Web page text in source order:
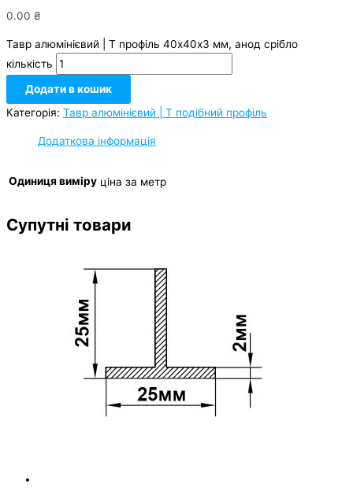
0.00 ₴
Тавр алюмінієвий | Т профіль 40х40х3 мм, анод срібло
кількість
Додати в кошик
Категорія: Тавр алюмінієвий | Т подібний профіль
Додаткова інформація
Одиниця виміру ціна за метр
Супутні товари